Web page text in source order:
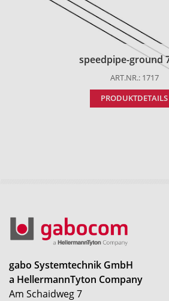
speedpipe-ground
ART.NR.: 1717
PRODUKTDETAILS
gabo Systemtechnik GmbH
a HellermannTyton Company
Am Schaidweg 7